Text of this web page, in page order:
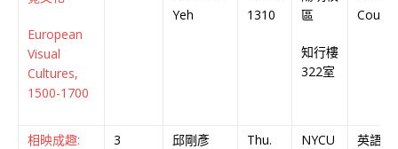
European
Visual
Cultures,
1500-1700
Yeh
1310
區
知行樓
322室
Course
相映成趣:
3 邱剛彥 Thu. NYCU 英語授